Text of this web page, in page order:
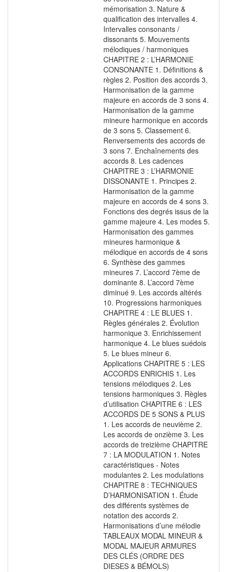
mémorisation 3. Nature &
qualification des intervalles 4.
Intervalles consonants /
dissonants 5. Mouvements
mélodiques / harmoniques
CHAPITRE 2 : L’HARMONIE
CONSONANTE 1. Définitions &
règles 2. Position des accords 3.
Harmonisation de la gamme
majeure en accords de 3 sons 4.
Harmonisation de la gamme
mineure harmonique en accords
de 3 sons 5. Classement 6.
Renversements des accords de
3 sons 7. Enchaînements des
accords 8. Les cadences
CHAPITRE 3 : L’HARMONIE
DISSONANTE 1. Principes 2.
Harmonisation de la gamme
majeure en accords de 4 sons 3.
Fonctions des degrés issus de la
gamme majeure 4. Les modes 5.
Harmonisation des gammes
mineures harmonique &
mélodique en accords de 4 sons
6. Synthèse des gammes
mineures 7. L’accord 7ème de
dominante 8. L’accord 7ème
diminué 9. Les accords altérés
10. Progressions harmoniques
CHAPITRE 4 : LE BLUES 1.
Règles générales 2. Évolution
harmonique 3. Enrichissement
harmonique 4. Le blues suédois
5. Le blues mineur 6.
Applications CHAPITRE 5 : LES
ACCORDS ENRICHIS 1. Les
tensions mélodiques 2. Les
tensions harmoniques 3. Règles
d’utilisation CHAPITRE 6 : LES
ACCORDS DE 5 SONS & PLUS
1. Les accords de neuvième 2.
Les accords de onzième 3. Les
accords de treizième CHAPITRE
7 : LA MODULATION 1. Notes
caractéristiques - Notes
modulantes 2. Les modulations
CHAPITRE 8 : TECHNIQUES
D’HARMONISATION 1. Étude
des différents systèmes de
notation des accords 2.
Harmonisations d’une mélodie
TABLEAUX MODAL MINEUR &
MODAL MAJEUR ARMURES
DES CLÉS (ORDRE DES
DIESES & BÉMOLS)